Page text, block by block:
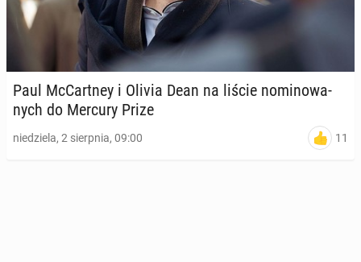
Paul McCart­ney i Olivia Dean na liście no­mi­no­wa­
nych do Mercury Prize
niedziela, 2 sierpnia, 09:00 11